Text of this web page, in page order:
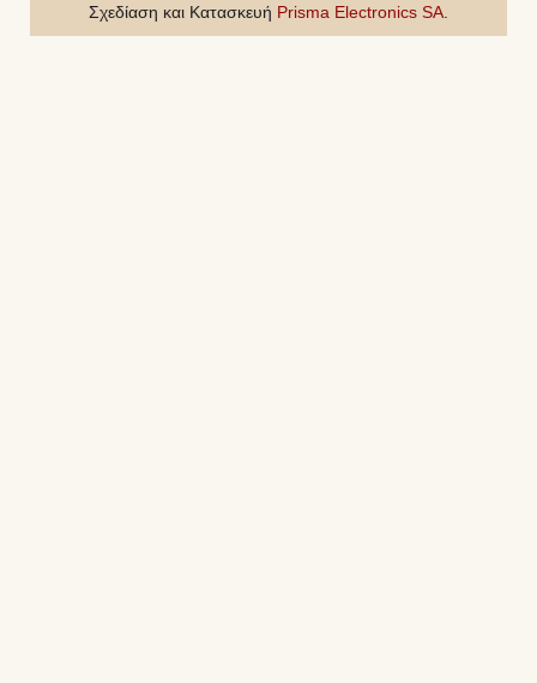
Σχεδίαση και Κατασκευή Prisma Electronics SA.